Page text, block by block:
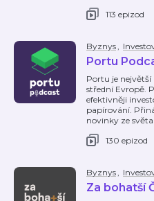
113 epizod
Byznys,
Portu
Portu je
střední Evropě.
efektivněji
papírování.
novinky ze
130 epizod
Byznys,
Za bohatší